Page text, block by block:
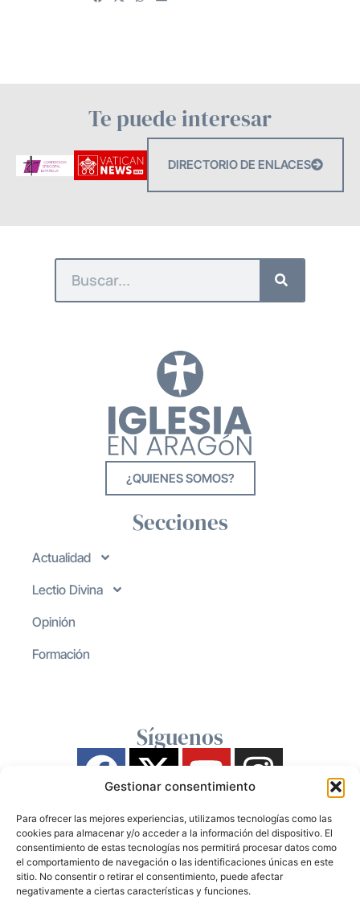
Gestionar consentimiento
Para ofrecer las mejores experiencias, utilizamos tecnologías como las
cookies para almacenar y/o acceder a la información del dispositivo. El
consentimiento de estas tecnologías nos permitirá procesar datos como
el comportamiento de navegación o las identificaciones únicas en este
sitio. No consentir o retirar el consentimiento, puede afectar
negativamente a ciertas características y funciones.
Te puede interesar
DIRECTORIO DE ENLACES
¿QUIENES SOMOS?
Secciones
Actualidad
Lectio Divina
Opinión
Formación
Síguenos